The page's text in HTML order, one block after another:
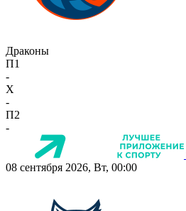
Драконы
П1
-
X
-
П2
-
08 сентября 2026, Вт, 00:00